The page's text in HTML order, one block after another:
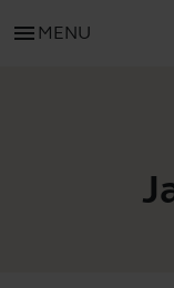
menu MENU